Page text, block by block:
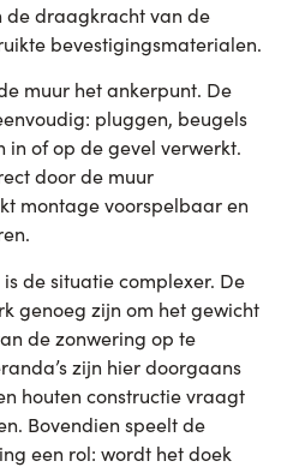
de draagkracht van de
bevestigingsmaterialen.
muur het ankerpunt. De
pluggen, beugels
in of op de gevel verwerkt.
door de muur
montage voorspelbaar en
de situatie complexer. De
genoeg zijn om het gewicht
de zonwering op te
zijn hier doorgaans
houten constructie vraagt
Bovendien speelt de
een rol: wordt het doek